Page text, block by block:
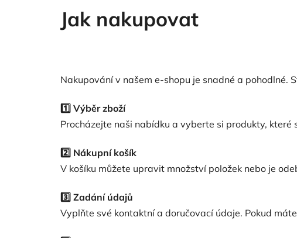
Jak nakupovat
Nakupování v našem e-shopu je snadné a pohodlné.
1️⃣ Výběr zboží
Procházejte naši nabídku a vyberte si produkty,
2️⃣ Nákupní košík
V košíku můžete upravit množství položek nebo je
3️⃣ Zadání údajů
Vyplňte své kontaktní a doručovací údaje. Pokud